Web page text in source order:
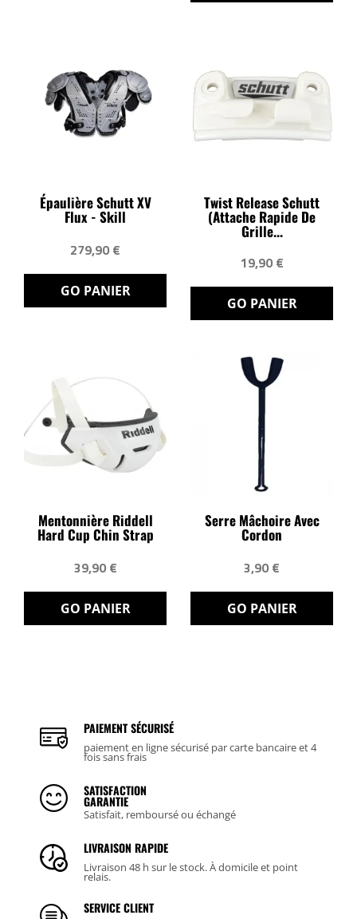
Épaulière Schutt XV
Flux - Skill
279,90 €
GO PANIER
Twist Release Schutt
(attache Rapide De
Grille...
19,90 €
GO PANIER
Mentonnière Riddell
Hard Cup Chin Strap
39,90 €
GO PANIER
Serre Mâchoire Avec
Cordon
3,90 €
GO PANIER
PAIEMENT SÉCURISÉ
paiement en ligne sécurisé par carte bancaire et 4
fois sans frais
SATISFACTION
GARANTIE
Satisfait, remboursé ou échangé
LIVRAISON RAPIDE
Livraison 48 h sur le stock. À domicile et point
relais.
SERVICE CLIENT